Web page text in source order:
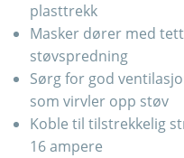
plasttrekk
Masker dører med
støvspredning
Sørg for god
som virvler opp støv
Koble til tilstrekkelig
16 ampere